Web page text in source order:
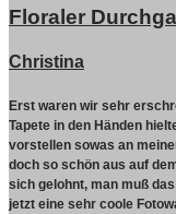
Floraler
Christina
Erst waren wir sehr
Tapete in den Händen
vorstellen sowas an
doch so schön aus auf
sich gelohnt, man muß
jetzt eine sehr coole